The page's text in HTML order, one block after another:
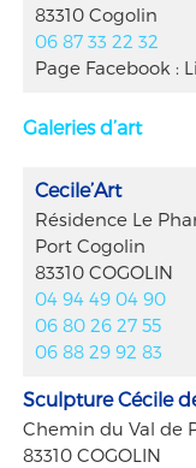
83310 Cogolin
06 87 33 22 32
Page Facebook :
Galeries d’art
Cecile’Art
Résidence Le
Port Cogolin
83310 COGOLIN
04 94 49 04 90
06 80 26 27 55
06 88 29 92 83
Sculpture Cécile
Chemin du Val de
83310 COGOLIN